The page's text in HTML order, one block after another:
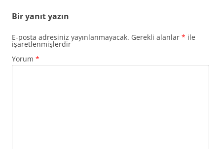
Bir yanıt yazın
E-posta adresiniz yayınlanmayacak. Gerekli alanlar * ile
işaretlenmişlerdir
Yorum *